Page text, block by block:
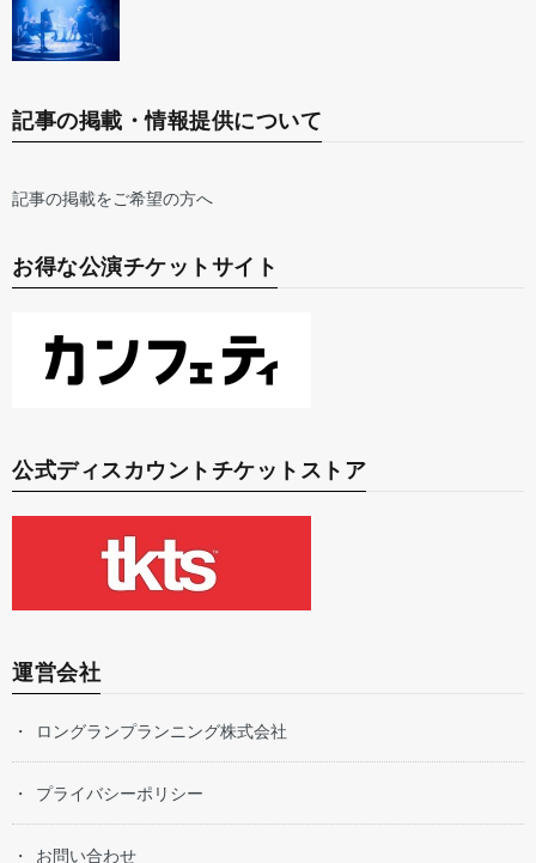
記事の掲載・情報提供について
記事の掲載をご希望の方へ
お得な公演チケットサイト
公式ディスカウントチケットストア
運営会社
ロングランプランニング株式会社
プライバシーポリシー
お問い合わせ